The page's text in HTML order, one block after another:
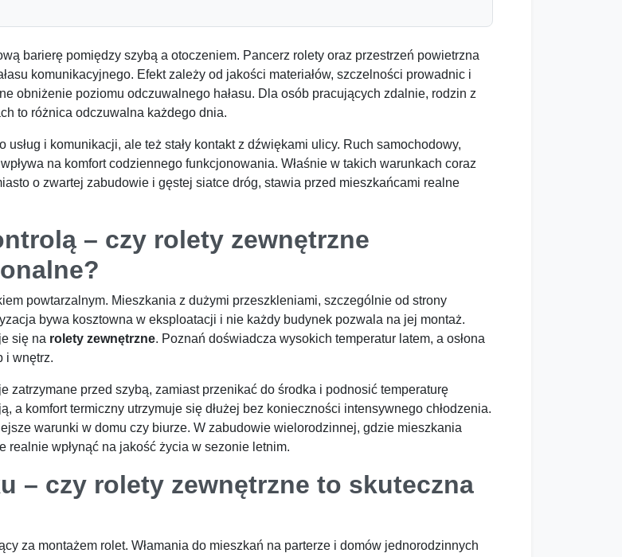
barierę pomiędzy szybą a otoczeniem. Pancerz rolety oraz przestrzeń powietrzna
komunikacyjnego. Efekt zależy od jakości materiałów, szczelności prowadnic i
obniżenie poziomu odczuwalnego hałasu. Dla osób pracujących zdalnie, rodzin z
to różnica odczuwalna każdego dnia.
i komunikacji, ale też stały kontakt z dźwiękami ulicy. Ruch samochodowy,
na komfort codziennego funkcjonowania. Właśnie w takich warunkach coraz
o zwartej zabudowie i gęstej siatce dróg, stawia przed mieszkańcami realne
– czy rolety zewnętrzne
powtarzalnym. Mieszkania z dużymi przeszkleniami, szczególnie od strony
bywa kosztowna w eksploatacji i nie każdy budynek pozwala na jej montaż.
się na rolety zewnętrzne. Poznań doświadcza wysokich temperatur latem, a osłona
i wnętrz.
zatrzymane przed szybą, zamiast przenikać do środka i podnosić temperaturę
a komfort termiczny utrzymuje się dłużej bez konieczności intensywnego chłodzenia.
warunki w domu czy biurze. W zabudowie wielorodzinnej, gdzie mieszkania
wpłynąć na jakość życia w sezonie letnim.
– czy rolety zewnętrzne to skuteczna
za montażem rolet. Włamania do mieszkań na parterze i domów jednorodzinnych